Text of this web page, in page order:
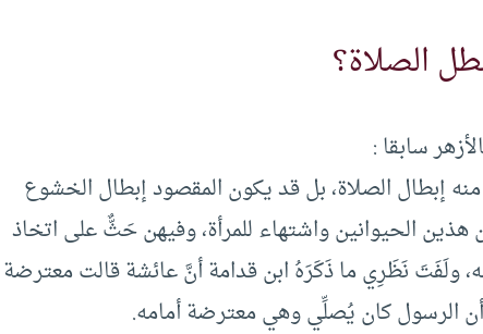
الصلاة؟
سابقا :
إبطال الصلاة، بل قد يكون المقصود إبطال الخشوع
الحيوانين واشتهاء للمرأة، وفيهن حَثٌّ على اتخاذ
ولَفَتَ نَظَرِي ما ذَكَرَهُ ابن قدامة أنَّ عائشة قالت معترضة
أن الرسول كان يُصلِّي وهي معترضة أمامه.